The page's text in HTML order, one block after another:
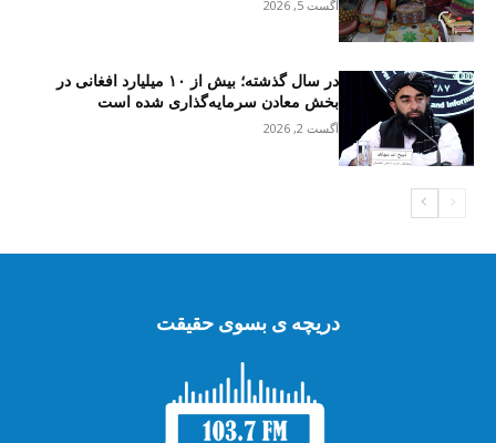
آگست 5, 2026
در سال گذشته؛ بیش از ۱۰ میلیارد افغانی در
بخش معادن سرمایه‌گذاری شده است
آگست 2, 2026
دریچه ی بسوی حقیقت